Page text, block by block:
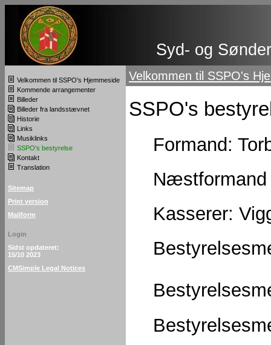
Syd- og
Velkommen til SSPO's Hjemmeside
Kommende arrangementer
Billeder
Billeder fra landsstævnet
Historie
Links
Musiklinks
SSPO's bestyrelse
Kontakt
Translation
Sitemap
Print version
Mailform
Login
Sidst opdateret:
15/10 2023
CMSimple Legal Notices
Velkommen til SSPO's
SSPO's
Formand:
Kasserer: